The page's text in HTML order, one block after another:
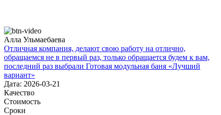
Алла Ульмаебаева
Отличная компания, делают свою работу на отлично,
обращаемся не в первый раз, только обращается будем к вам,
последний раз выбрали Готовая модульная баня «Лучший
вариант»
Дата: 2026-03-21
Качество
Стоимость
Сроки